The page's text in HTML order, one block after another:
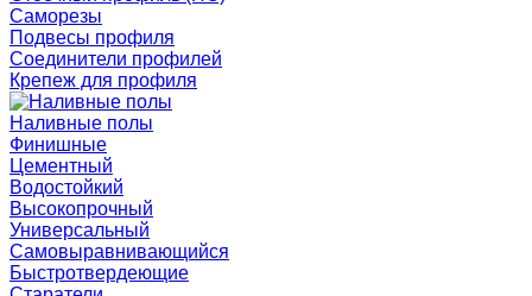
Саморезы
Подвесы профиля
Соединители профилей
Крепеж для профиля
Наливные полы
Финишные
Цементный
Водостойкий
Высокопрочный
Универсальный
Самовыравнивающийся
Быстротвердеющие